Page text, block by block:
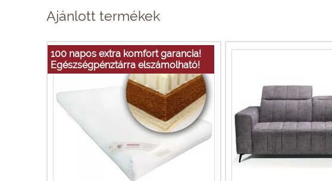
Ajánlott termékek
100 napos extra komfort garancia!
Egészségpénztárra elszámolható!